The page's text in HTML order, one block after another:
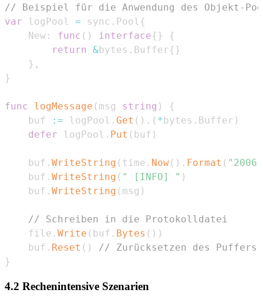
// Beispiel für die Anwendung des Objekt-
var logPool = sync . Pool {
    New
: func ( ) interface{ }
{
return
&bytes . Buffer{ }
} ,
}
func logMessage ( msg string )
{
    buf
:= logPool . Get ( ) . ( *bytes . Buffer )
defer logPool . Put ( buf )
    buf
. WriteString ( time . Now( ) . Format (
    buf
. WriteString ( " [INFO] " )
    buf
. WriteString ( msg )
// Schreiben in die Protokolldatei
    file
. Write ( buf . Bytes ( ) )
    buf
. Reset ( )
// Zurücksetzen des Puffers
}
4.2 Rechenintensive Szenarien